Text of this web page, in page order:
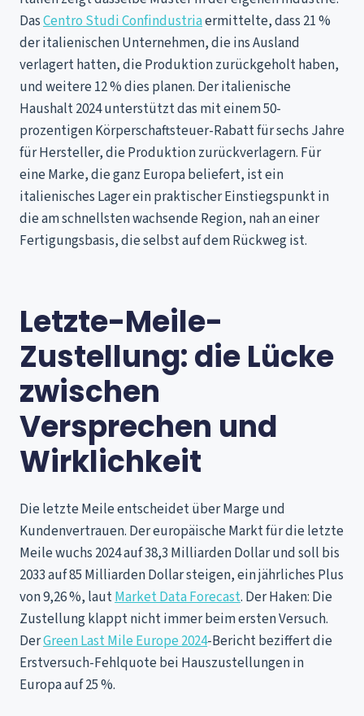
DasCentro Studi Confindustriaermittelte, dass 21 %
der italienischen Unternehmen, die ins Ausland
verlagert hatten, die Produktion zurückgeholt haben,
und weitere 12 % dies planen. Der italienische
Haushalt 2024 unterstützt das mit einem 50-
prozentigen Körperschaftsteuer-Rabatt für sechs Jahre
für Hersteller, die Produktion zurückverlagern. Für
eine Marke, die ganz Europa beliefert, ist ein
italienisches Lager ein praktischer Einstiegspunkt in
die am schnellsten wachsende Region, nah an einer
Fertigungsbasis, die selbst auf dem Rückweg ist.
Letzte-Meile-
Zustellung: die Lücke
zwischen
Versprechen und
Wirklichkeit
Die letzte Meile entscheidet über Marge und
Kundenvertrauen. Der europäische Markt für die letzte
Meile wuchs 2024 auf 38,3 Milliarden Dollar und soll bis
2033 auf 85 Milliarden Dollar steigen, ein jährliches Plus
von 9,26 %, lautMarket Data Forecast. Der Haken: Die
Zustellung klappt nicht immer beim ersten Versuch.
DerGreen Last Mile Europe 2024-Bericht beziffert die
Erstversuch-Fehlquote bei Hauszustellungen in
Europa auf 25 %.